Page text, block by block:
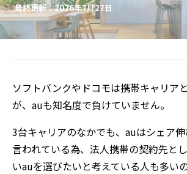
最終更新：2026年7月27日
ソフトバンクやドコモは携帯キャリア
が、auも知名度で負けていません。
3台キャリアのなかでも、auはシェア
言われている為、法人携帯の契約先と
いauを選びたいと考えている人も多い